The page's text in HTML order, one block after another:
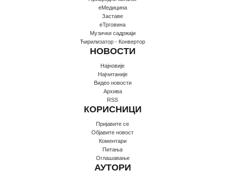
еМедицина
Заставе
еТрговина
Музички садржаји
Ћирилизатор - Конвертор
НОВОСТИ
Најновије
Најчитаније
Видео новости
Архива
RSS
КОРИСНИЦИ
Пријавите се
Oбјавите новост
Коментари
Питања
Оглашавање
АУТОРИ